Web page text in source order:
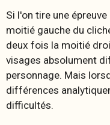
Si l'on tire une
moitié gauche du
deux fois la moitié
visages absolument
personnage. Mais
différences
difficultés.